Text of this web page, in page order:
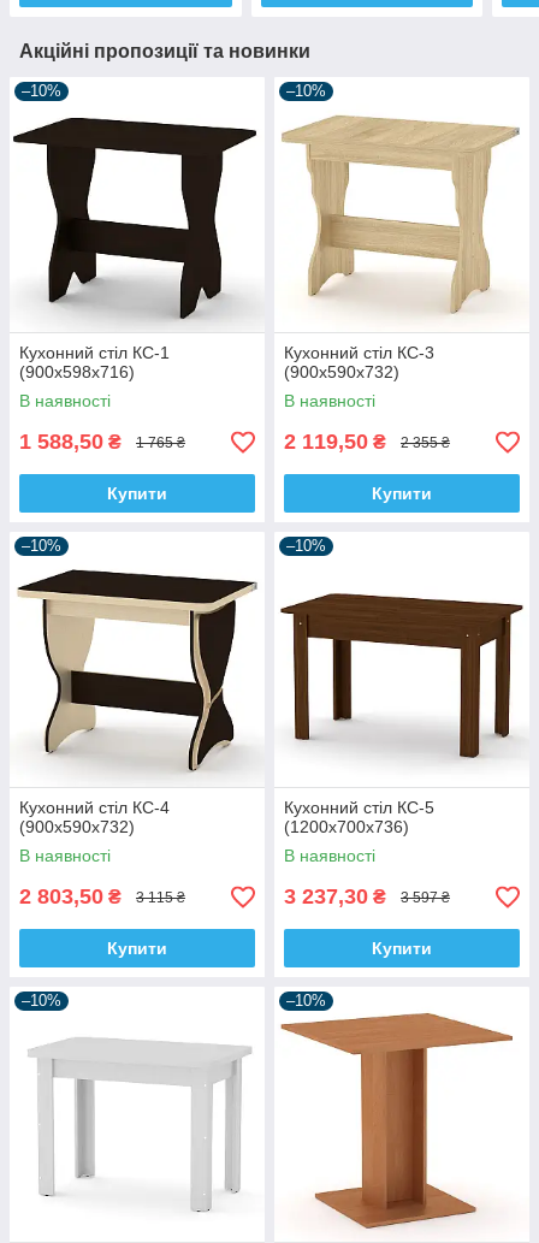
Акційні пропозиції та новинки
–10%
Кухонний стіл КС-1
(900х598х716)
В наявності
1 588,50 ₴ 1 765 ₴
Купити
–10%
Кухонний стіл КС-3
(900х590х732)
В наявності
2 119,50 ₴ 2 355 ₴
Купити
–10%
Кухонний стіл КС-4
(900х590х732)
В наявності
2 803,50 ₴ 3 115 ₴
Купити
–10%
Кухонний стіл КС-5
(1200х700х736)
В наявності
3 237,30 ₴ 3 597 ₴
Купити
–10% –10%